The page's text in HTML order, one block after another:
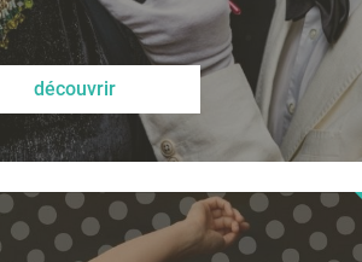
découvrir